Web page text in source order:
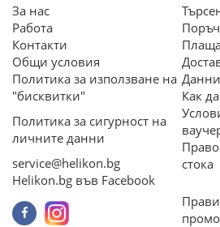
За нас
Работа
Контакти
Общи условия
Политика за използване на
"бисквитки"
Политика за сигурност на
личните данни
service@helikon.bg
Helikon.bg във Facebook
Как
Право
стока